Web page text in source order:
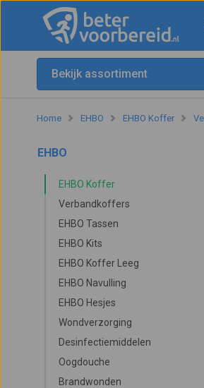
Bekijk assortiment
Home EHBO EHBO Koffer
EHBO
EHBO Koffer
Verbandkoffers
EHBO Tassen
EHBO Kits
EHBO Koffer Leeg
EHBO Navulling
EHBO Hesjes
Wondverzorging
Desinfectiemiddelen
Oogdouche
Brandwonden